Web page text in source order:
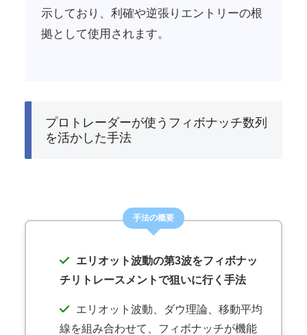
示しており、利確や逆張りエントリーの根
拠として使用されます。
プロトレーダーが使うフィボナッチ数列
を活かした手法
手法の概要
エリオット波動の第3波をフィボナッ
チリトレースメントで狙いに行く手法
エリオット波動、ダウ理論、移動平均
線を組み合わせて、フィボナッチが機能